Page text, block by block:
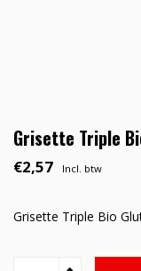
Grisette Triple
€2,57 Incl. btw
Grisette Triple Bio